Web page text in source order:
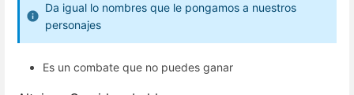
Da igual lo nombres que le pongamos a nuestros
personajes
Es un combate que no puedes ganar